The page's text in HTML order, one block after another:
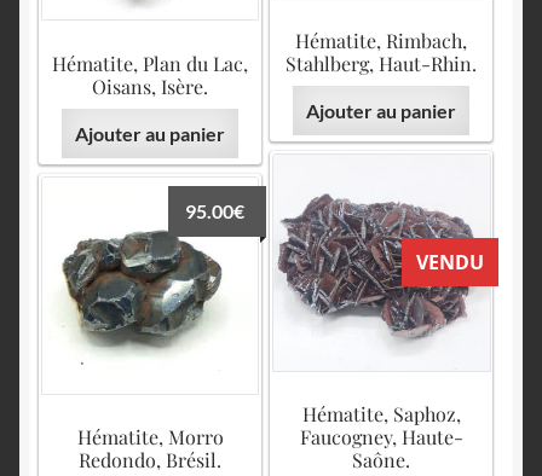
Hématite, Rimbach,
Stahlberg, Haut-Rhin.
Ajouter au panier
Hématite, Plan du Lac,
Oisans, Isère.
Ajouter au panier
VENDU
Hématite, Saphoz,
Faucogney, Haute-
Saône.
Hématite, Morro
Redondo, Brésil.
95.00€